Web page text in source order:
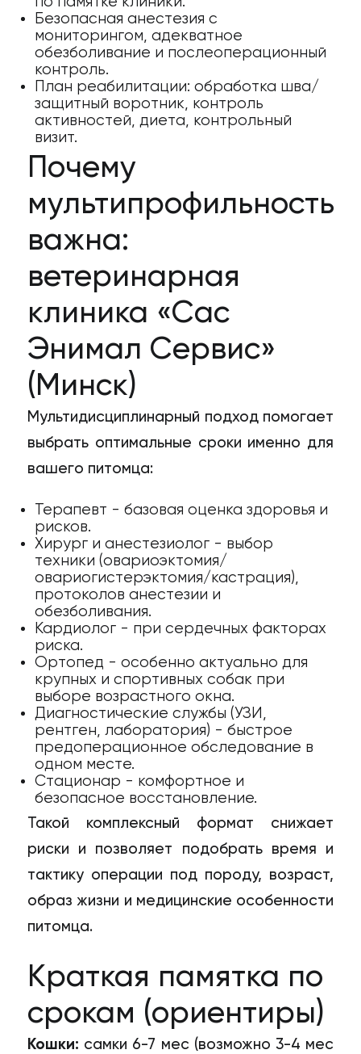
Безопасная анестезия с
мониторингом, адекватное
обезболивание и послеоперационный
контроль.
План реабилитации: обработка шва/
защитный воротник, контроль
активностей, диета, контрольный
визит.
Почему
мультипрофильность
важна:
ветеринарная
клиника «Сас
Энимал Сервис»
(Минск)
Мультидисциплинарный подход помогает
выбрать оптимальные сроки именно для
вашего питомца:
Терапевт - базовая оценка здоровья и
рисков.
Хирург и анестезиолог - выбор
техники (овариоэктомия/
овариогистерэктомия/кастрация),
протоколов анестезии и
обезболивания.
Кардиолог - при сердечных факторах
риска.
Ортопед - особенно актуально для
крупных и спортивных собак при
выборе возрастного окна.
Диагностические службы (УЗИ,
рентген, лаборатория) - быстрое
предоперационное обследование в
одном месте.
Стационар - комфортное и
безопасное восстановление.
Такой комплексный формат снижает
риски и позволяет подобрать время и
тактику операции под породу, возраст,
образ жизни и медицинские особенности
питомца.
Краткая памятка по
срокам (ориентиры)
Кошки: самки 6-7 мес (возможно 3-4 мес